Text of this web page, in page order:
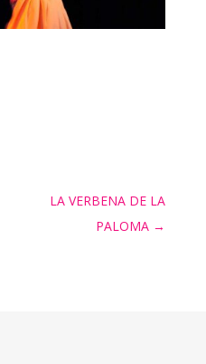
LA VERBENA DE LA
PALOMA →